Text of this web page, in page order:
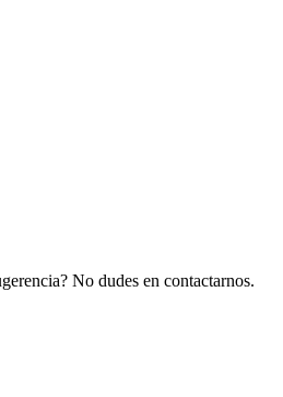
No dudes en contactarnos.